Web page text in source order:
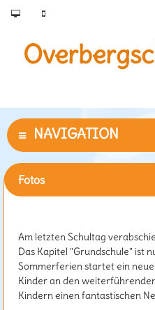
Fotos
Am letzten Schultag
Das Kapitel "Grundschule" ist
Sommerferien startet ein
Kinder an den
Kindern einen fantastischen